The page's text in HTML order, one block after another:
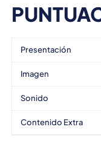
Presentación
Imagen
Sonido
Contenido Extra